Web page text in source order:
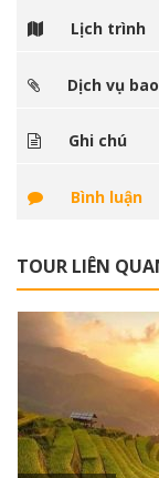
Lịch trình
Dịch vụ
Ghi chú
Bình luận
TOUR LIÊN
Xem thêm +